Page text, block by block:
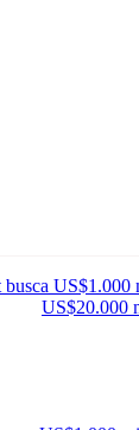
US$1.000
US$20.000